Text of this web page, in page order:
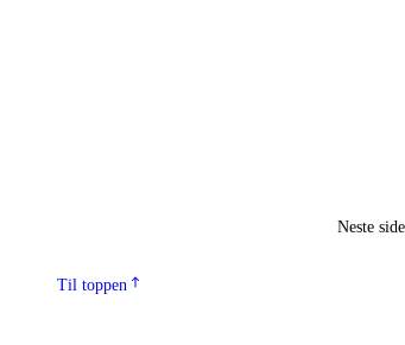
Neste side
Til toppen